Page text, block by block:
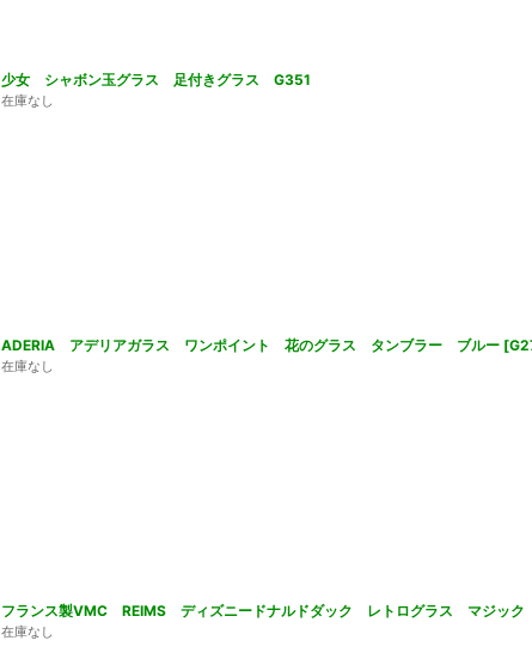
少女 シャボン玉グラス 足付きグラス G351
在庫なし
ADERIA アデリアガラス ワンポイント 花のグラス タンブラー ブルー [
在庫なし
フランス製VMC REIMS ディズニードナルドダック レトログラス マジッ
在庫なし